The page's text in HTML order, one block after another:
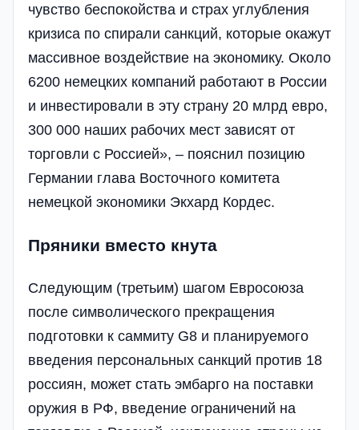
чувство беспокойства и страх углубления
кризиса по спирали санкций, которые окажут
массивное воздействие на экономику. Около
6200 немецких компаний работают в России
и инвестировали в эту страну 20 млрд евро,
300 000 наших рабочих мест зависят от
торговли с Россией», – пояснил позицию
Германии глава Восточного комитета
немецкой экономики Экхард Кордес.
Пряники вместо кнута
Следующим (третьим) шагом Евросоюза
после символического прекращения
подготовки к саммиту G8 и планируемого
введения персональных санкций против 18
россиян, может стать эмбарго на поставки
оружия в РФ, введение ограничений на